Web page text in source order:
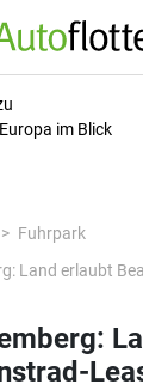
im Blick
Fuhrpark
Land erlaubt